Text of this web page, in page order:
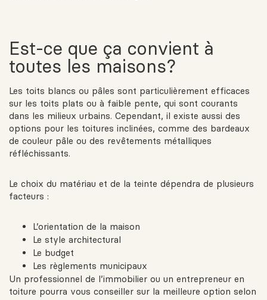
Est-ce que ça convient à
toutes les maisons?
Les toits blancs ou pâles sont particulièrement efficaces
sur les toits plats ou à faible pente, qui sont courants
dans les milieux urbains. Cependant, il existe aussi des
options pour les toitures inclinées, comme des bardeaux
de couleur pâle ou des revêtements métalliques
réfléchissants.
Le choix du matériau et de la teinte dépendra de plusieurs
facteurs :
L’orientation de la maison
Le style architectural
Le budget
Les règlements municipaux
Un professionnel de l’immobilier ou un entrepreneur en
toiture pourra vous conseiller sur la meilleure option selon